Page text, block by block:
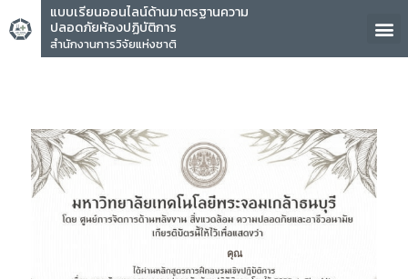
แบบเรียนออนไลน์ด้านมาตรฐานความ
ปลอดภัยห้องปฏิบัติการ
สำนักงานการวิจัยแห่งชาติ
คุณ